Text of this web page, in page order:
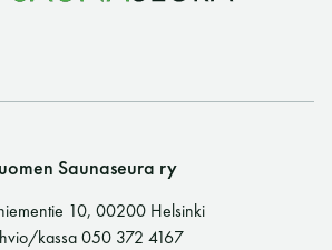
Saunaseura ry
10, 00200 Helsinki
kassa 050 372 4167